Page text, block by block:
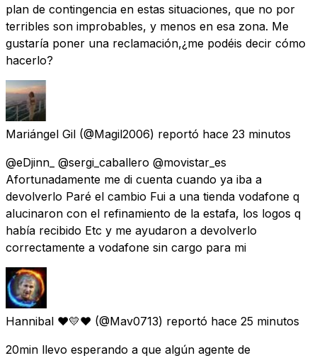
plan de contingencia en estas situaciones, que no por
terribles son improbables, y menos en esa zona. Me
gustaría poner una reclamación,¿me podéis decir cómo
hacerlo?
Mariángel Gil (@Magil2006) reportó hace 23 minutos
@eDjinn_ @sergi_caballero @movistar_es
Afortunadamente me di cuenta cuando ya iba a
devolverlo Paré el cambio Fui a una tienda vodafone q
alucinaron con el refinamiento de la estafa, los logos q
había recibido Etc y me ayudaron a devolverlo
correctamente a vodafone sin cargo para mi
Hannibal ❤💛❤ (@Mav0713) reportó hace 25 minutos
20min llevo esperando a que algún agente de